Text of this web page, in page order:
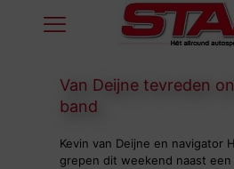
Van Deijne tevreden
band
Kevin van Deijne en navigator
grepen dit weekend naast